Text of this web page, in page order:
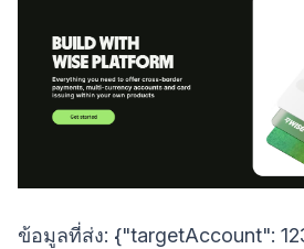
ข้อมูลที่ส่ง: {"targetAccount":